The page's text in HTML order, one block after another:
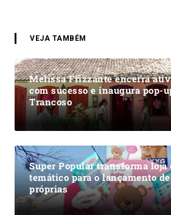
VEJA TAMBÉM
Melissa Frizzante encerra
com sucesso e inaugura pop-
Trancoso
Super Popular transforma loja
temático para o lançamento
próprias